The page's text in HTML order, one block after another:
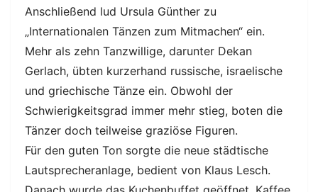
Anschließend lud Ursula Günther zu
„Internationalen Tänzen zum Mitmachen“ ein.
Mehr als zehn Tanzwillige, darunter Dekan
Gerlach, übten kurzerhand russische, israelische
und griechische Tänze ein. Obwohl der
Schwierigkeitsgrad immer mehr stieg, boten die
Tänzer doch teilweise graziöse Figuren.
Für den guten Ton sorgte die neue städtische
Lautsprecheranlage, bedient von Klaus Lesch.